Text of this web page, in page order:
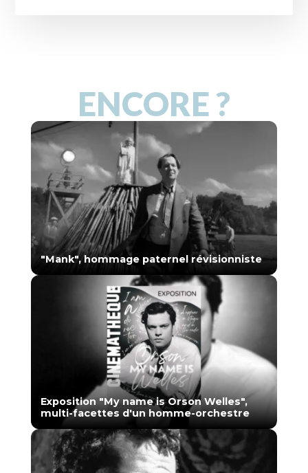
ENCORE ?
"Mank", hommage paternel révisionniste
Exposition "My name is Orson Welles",
multi-facettes d'un homme-orchestre